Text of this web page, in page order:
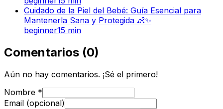
Cuidado de la Piel del Bebé: Guía Esencial para
Mantenerla Sana y Protegida 👶✨
beginner15 min
Comentarios (0)
Aún no hay comentarios. ¡Sé el primero!
Nombre *
Email (opcional)